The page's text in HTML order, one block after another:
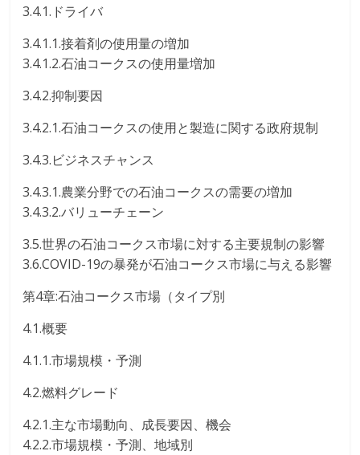
3.4.1.ドライバ
3.4.1.1.接着剤の使用量の増加
3.4.1.2.石油コークスの使用量増加
3.4.2.抑制要因
3.4.2.1.石油コークスの使用と製造に関する政府規制
3.4.3.ビジネスチャンス
3.4.3.1.農業分野での石油コークスの需要の増加
3.4.3.2.バリューチェーン
3.5.世界の石油コークス市場に対する主要規制の影響
3.6.COVID-19の暴発が石油コークス市場に与える影響
第4章:石油コークス市場（タイプ別
4.1.概要
4.1.1.市場規模・予測
4.2.燃料グレード
4.2.1.主な市場動向、成長要因、機会
4.2.2.市場規模・予測、地域別